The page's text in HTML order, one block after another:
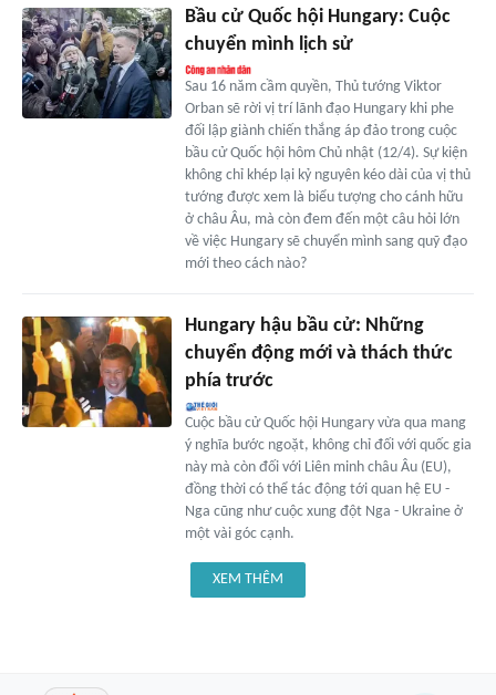
Bầu cử Quốc hội Hungary: Cuộc
chuyển mình lịch sử
Sau 16 năm cầm quyền, Thủ tướng Viktor
Orban sẽ rời vị trí lãnh đạo Hungary khi phe
đối lập giành chiến thắng áp đảo trong cuộc
bầu cử Quốc hội hôm Chủ nhật (12/4). Sự kiện
không chỉ khép lại kỷ nguyên kéo dài của vị thủ
tướng được xem là biểu tượng cho cánh hữu
ở châu Âu, mà còn đem đến một câu hỏi lớn
về việc Hungary sẽ chuyển mình sang quỹ đạo
mới theo cách nào?
Hungary hậu bầu cử: Những
chuyển động mới và thách thức
phía trước
Cuộc bầu cử Quốc hội Hungary vừa qua mang
ý nghĩa bước ngoặt, không chỉ đối với quốc gia
này mà còn đối với Liên minh châu Âu (EU),
đồng thời có thể tác động tới quan hệ EU -
Nga cũng như cuộc xung đột Nga - Ukraine ở
một vài góc cạnh.
XEM THÊM